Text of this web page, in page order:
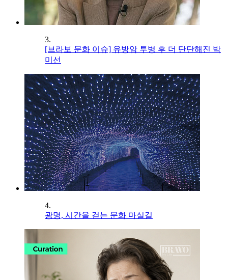
3.
[브라보 문화 이슈] 유방암 투병 후 더 단단해진 박
미선
4.
광명, 시간을 걷는 문화 마실길